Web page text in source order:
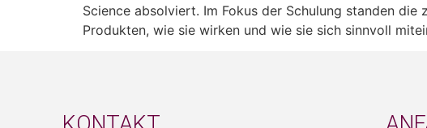
Science absolviert. Im Fokus der Schulung standen
Produkten, wie sie wirken und wie sie sich sinnvoll